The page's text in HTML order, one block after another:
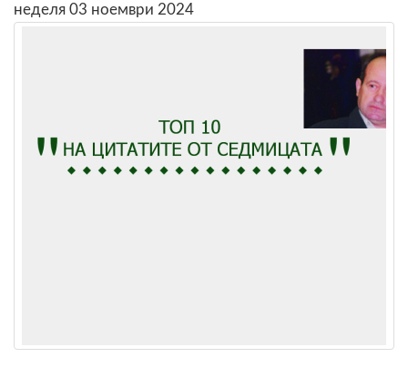
неделя 03 ноември 2024